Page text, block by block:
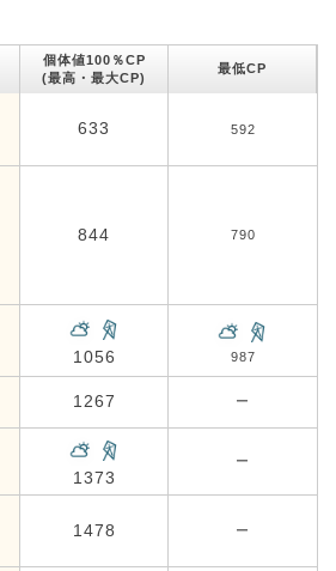
個体値100％CP
(最高・最大CP)
最低CP
633 592
844 790
1056 987
1267 ー
1373
ー
1478 ー